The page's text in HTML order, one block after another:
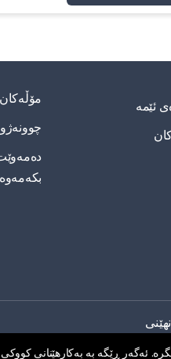
ئەگەر ڕێگە بە بەکارهێنانی
ئێمە
مۆڵەکان
بکەمەوە